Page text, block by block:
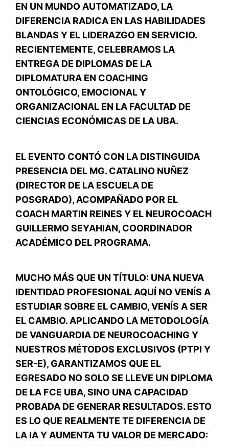
EN UN MUNDO AUTOMATIZADO, LA
DIFERENCIA RADICA EN LAS HABILIDADES
BLANDAS Y EL LIDERAZGO EN SERVICIO.
RECIENTEMENTE, CELEBRAMOS LA
ENTREGA DE DIPLOMAS DE LA
DIPLOMATURA EN COACHING
ONTOLÓGICO, EMOCIONAL Y
ORGANIZACIONAL EN LA FACULTAD DE
CIENCIAS ECONÓMICAS DE LA UBA.
EL EVENTO CONTÓ CON LA DISTINGUIDA
PRESENCIA DEL MG. CATALINO NUÑEZ
(DIRECTOR DE LA ESCUELA DE
POSGRADO), ACOMPAÑADO POR EL
COACH MARTIN REINES Y EL NEUROCOACH
GUILLERMO SEYAHIAN, COORDINADOR
ACADÉMICO DEL PROGRAMA.
MUCHO MÁS QUE UN TÍTULO: UNA NUEVA
IDENTIDAD PROFESIONAL AQUÍ NO VENÍS A
ESTUDIAR SOBRE EL CAMBIO, VENÍS A SER
EL CAMBIO. APLICANDO LA METODOLOGÍA
DE VANGUARDIA DE NEUROCOACHING Y
NUESTROS MÉTODOS EXCLUSIVOS (PTPI Y
SER-E), GARANTIZAMOS QUE EL
EGRESADO NO SOLO SE LLEVE UN DIPLOMA
DE LA FCE UBA, SINO UNA CAPACIDAD
PROBADA DE GENERAR RESULTADOS. ESTO
ES LO QUE REALMENTE TE DIFERENCIA DE
LA IA Y AUMENTA TU VALOR DE MERCADO: